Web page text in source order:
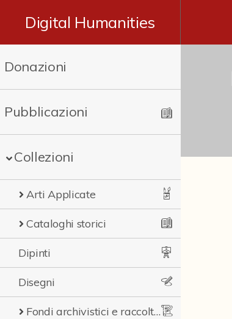
Digital Humanities
Donazioni
Pubblicazioni
Collezioni
Arti Applicate
Cataloghi storici
Dipinti
Disegni
Fondi archivistici e raccolte documentarie